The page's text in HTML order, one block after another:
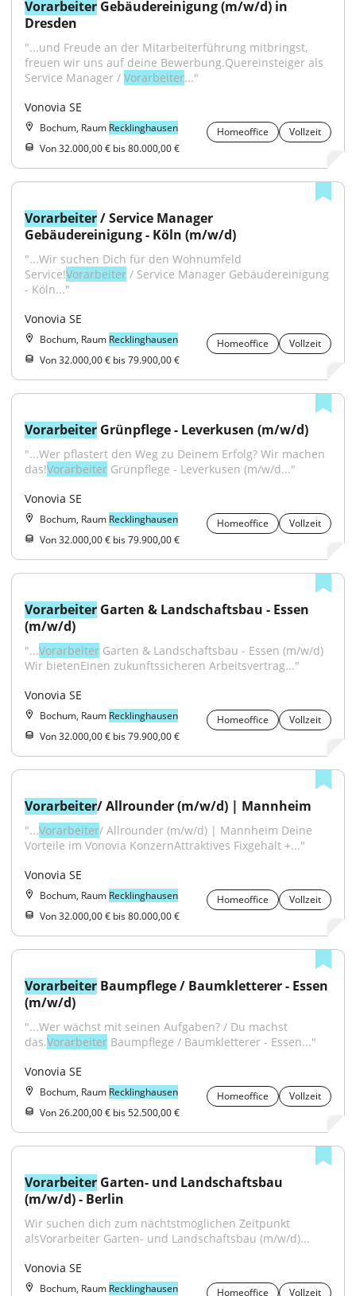
Vorarbeiter Gebäudereinigung (m/w/d) in
Dresden
"...und Freude an der Mitarbeiterführung mitbringst,
freuen wir uns auf deine Bewerbung.Quereinsteiger als
Service Manager / Vorarbeiter..."
Vonovia SE
Bochum, Raum Recklinghausen Homeoffice
Vollzeit
Von 32.000,00 € bis 80.000,00 €
Vorarbeiter / Service Manager
Gebäudereinigung - Köln (m/w/d)
"...Wir suchen Dich für den Wohnumfeld
Service!Vorarbeiter / Service Manager Gebäudereinigung
- Köln..."
Vonovia SE
Bochum, Raum Recklinghausen Homeoffice
Vollzeit
Von 32.000,00 € bis 79.900,00 €
Vorarbeiter Grünpflege - Leverkusen (m/w/d)
"...Wer pflastert den Weg zu Deinem Erfolg? Wir machen
das!Vorarbeiter Grünpflege - Leverkusen (m/w/d..."
Vonovia SE
Bochum, Raum Recklinghausen Homeoffice
Vollzeit
Von 32.000,00 € bis 79.900,00 €
Vorarbeiter Garten & Landschaftsbau - Essen
(m/w/d)
"...Vorarbeiter Garten & Landschaftsbau - Essen (m/w/d)
Wir bietenEinen zukunftssicheren Arbeitsvertrag..."
Vonovia SE
Bochum, Raum Recklinghausen Homeoffice
Vollzeit
Von 32.000,00 € bis 79.900,00 €
Vorarbeiter/ Allrounder (m/w/d) | Mannheim
"...Vorarbeiter/ Allrounder (m/w/d) | Mannheim Deine
Vorteile im Vonovia KonzernAttraktives Fixgehalt +..."
Vonovia SE
Bochum, Raum Recklinghausen Homeoffice
Vollzeit
Von 32.000,00 € bis 80.000,00 €
Vorarbeiter Baumpflege / Baumkletterer - Essen
(m/w/d)
"...Wer wächst mit seinen Aufgaben? / Du machst
das.Vorarbeiter Baumpflege / Baumkletterer - Essen..."
Vonovia SE
Bochum, Raum Recklinghausen Homeoffice
Vollzeit
Von 26.200,00 € bis 52.500,00 €
Vorarbeiter Garten- und Landschaftsbau
(m/w/d) - Berlin
Wir suchen dich zum nächtstmöglichen Zeitpunkt
alsVorarbeiter Garten- und Landschaftsbau (m/w/d)...
Vonovia SE
Bochum, Raum Recklinghausen Homeoffice
Vollzeit